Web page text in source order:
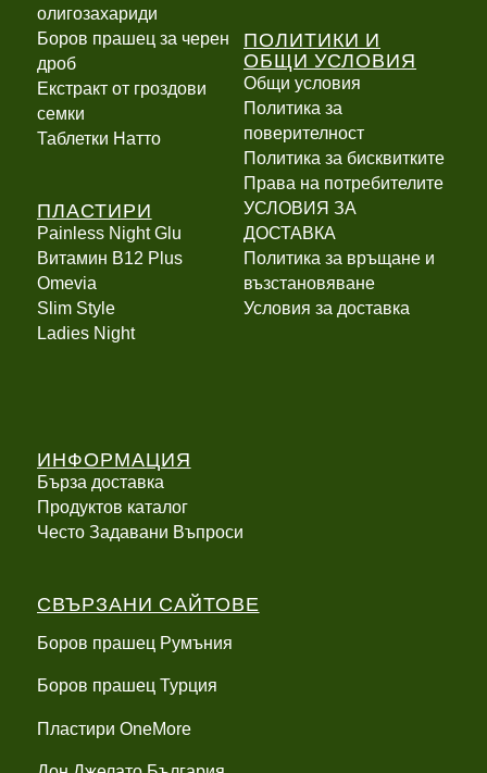
олигозахариди
Боров прашец за черен
дроб
Екстракт от гроздови
семки
Таблетки Натто
ПЛАСТИРИ
Painless Night Glu
Витамин B12 Plus
Оmevia
Slim Style
Ladies Night
ПОЛИТИКИ И
ОБЩИ УСЛОВИЯ
Общи условия
Политика за
поверителност
Политика за бисквитките
Права на потребителите
УСЛОВИЯ ЗА
ДОСТАВКА
Политика за връщане и
възстановяване
Условия за доставка
ИНФОРМАЦИЯ
Бърза доставка
Продуктов каталог
Често Задавани Въпроси
СВЪРЗАНИ САЙТОВЕ
Боров прашец Румъния
Боров прашец Турция
Пластири OneMore